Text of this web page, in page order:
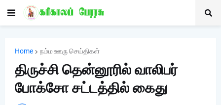
Home நம்ம ஊரு செய்திகள்
திருச்சி தென்னூரில் வாலிபர்
போக்சோ சட்டத்தில் கைது